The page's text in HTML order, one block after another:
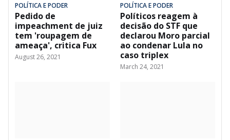
POLÍTICA E PODER
Pedido de
impeachment de juiz
tem 'roupagem de
ameaça', critica Fux
August 26, 2021
POLÍTICA E PODER
Políticos reagem à
decisão do STF que
declarou Moro parcial
ao condenar Lula no
caso triplex
March 24, 2021